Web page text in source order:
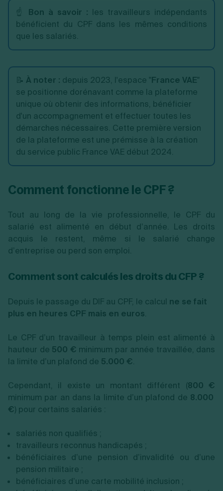
☝️ Bon à savoir : les travailleurs indépendants
bénéficient du CPF dans les mêmes conditions
que les salariés.
📝 À noter : depuis 2023, l'espace "France VAE"
se positionne dorénavant comme la plateforme
unique où obtenir des informations, bénéficier
d'un accompagnement et effectuer toutes les
démarches nécessaires. Cette première version
de la plateforme est une prémisse à la création
du service public France VAE début 2024.
Comment fonctionne le CPF ?
Tout au long de la vie professionnelle, le CPF du
salarié est alimenté en début d’année. Les droits
acquis le restent, même si le salarié change
d’entreprise ou perd son emploi.
Comment sont calculés les droits du CFP ?
Depuis le passage du DIF au CPF, le calcul ne se fait
plus en heures CPF mais en euros.
Le CPF d’un travailleur à temps plein est alimenté à
hauteur de 500 € minimum par année travaillée, dans
la limite d’un plafond de 5.000 €.
Cependant, il existe un montant différent (800 €
minimum par an dans la limite d’un plafond de 8.000
€) pour certains salariés :
salariés non qualifiés ;
travailleurs reconnus handicapés ;
bénéficiaires d’une pension d’invalidité ou d’une
pension militaire ;
bénéficiaires d’une carte mobilité inclusion ;